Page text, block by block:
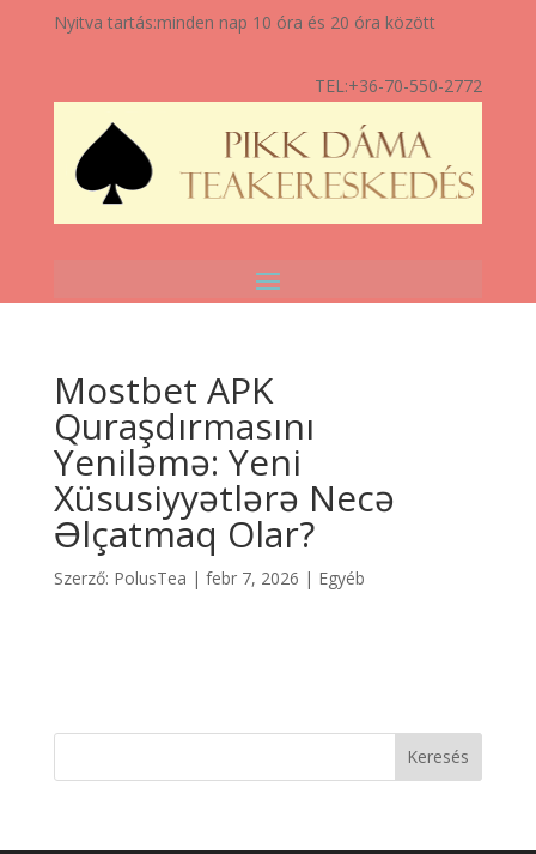
Nyitva tartás:minden nap 10 óra és 20 óra között
TEL:+36-70-550-2772
Mostbet APK
Quraşdırmasını
Yeniləmə: Yeni
Xüsusiyyətlərə Necə
Əlçatmaq Olar?
Szerző: PolusTea | febr 7, 2026 | Egyéb